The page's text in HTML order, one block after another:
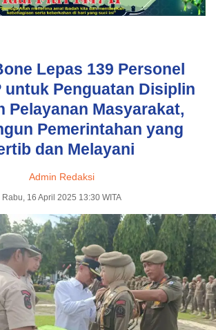
Lepas 139 Personel
untuk Penguatan Disiplin
Pelayanan Masyarakat,
Pemerintahan yang
dan Melayani
Admin Redaksi
Rabu, 16 April 2025 13:30 WITA